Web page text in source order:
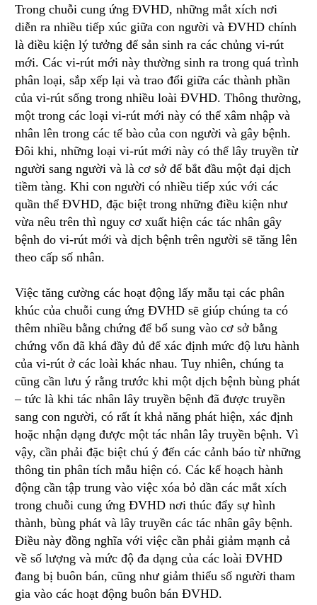
Trong chuỗi cung ứng ĐVHD, những mắt xích nơi
diễn ra nhiều tiếp xúc giữa con người và ĐVHD chính
là điều kiện lý tưởng để sản sinh ra các chủng vi-rút
mới. Các vi-rút mới này thường sinh ra trong quá trình
phân loại, sắp xếp lại và trao đổi giữa các thành phần
của vi-rút sống trong nhiều loài ĐVHD. Thông thường,
một trong các loại vi-rút mới này có thể xâm nhập và
nhân lên trong các tế bào của con người và gây bệnh.
Đôi khi, những loại vi-rút mới này có thể lây truyền từ
người sang người và là cơ sở để bắt đầu một đại dịch
tiềm tàng. Khi con người có nhiều tiếp xúc với các
quần thể ĐVHD, đặc biệt trong những điều kiện như
vừa nêu trên thì nguy cơ xuất hiện các tác nhân gây
bệnh do vi-rút mới và dịch bệnh trên người sẽ tăng lên
theo cấp số nhân.
Việc tăng cường các hoạt động lấy mẫu tại các phân
khúc của chuỗi cung ứng ĐVHD sẽ giúp chúng ta có
thêm nhiều bằng chứng để bổ sung vào cơ sở bằng
chứng vốn đã khá đầy đủ để xác định mức độ lưu hành
của vi-rút ở các loài khác nhau. Tuy nhiên, chúng ta
cũng cần lưu ý rằng trước khi một dịch bệnh bùng phát
– tức là khi tác nhân lây truyền bệnh đã được truyền
sang con người, có rất ít khả năng phát hiện, xác định
hoặc nhận dạng được một tác nhân lây truyền bệnh. Vì
vậy, cần phải đặc biệt chú ý đến các cảnh báo từ những
thông tin phân tích mẫu hiện có. Các kế hoạch hành
động cần tập trung vào việc xóa bỏ dần các mắt xích
trong chuỗi cung ứng ĐVHD nơi thúc đẩy sự hình
thành, bùng phát và lây truyền các tác nhân gây bệnh.
Điều này đồng nghĩa với việc cần phải giảm mạnh cả
về số lượng và mức độ đa dạng của các loài ĐVHD
đang bị buôn bán, cũng như giảm thiểu số người tham
gia vào các hoạt động buôn bán ĐVHD.